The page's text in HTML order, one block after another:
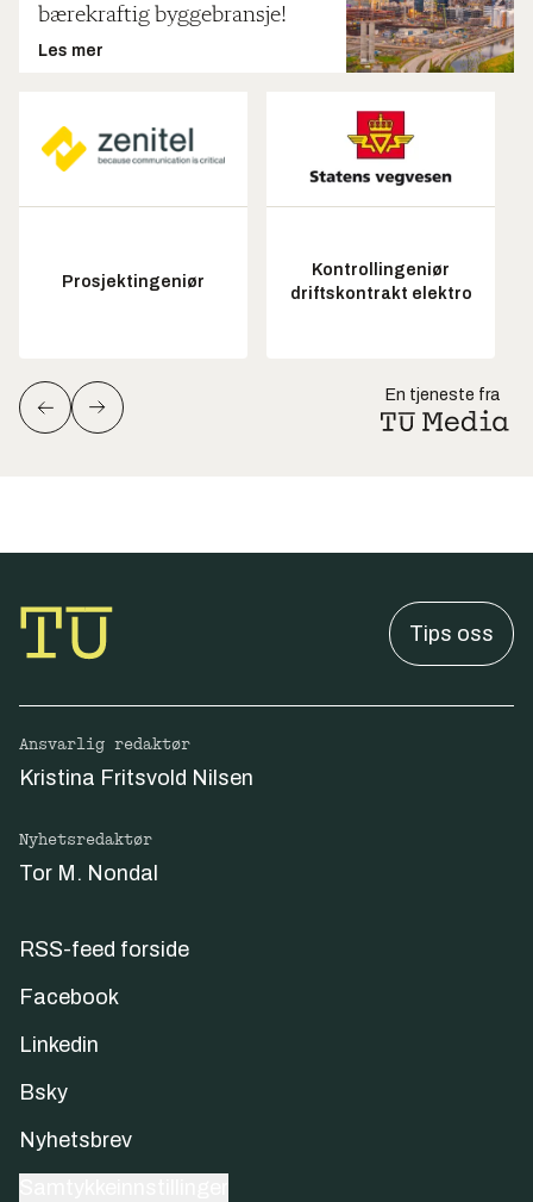
bærekraftig byggebransje!
Les mer
Prosjektingeniør
Kontrollingeniør
driftskontrakt elektro
En tjeneste fra
Tips oss
Ansvarlig redaktør
Kristina Fritsvold Nilsen
Nyhetsredaktør
Tor M. Nondal
RSS-feed forside
Facebook
Linkedin
Bsky
Nyhetsbrev